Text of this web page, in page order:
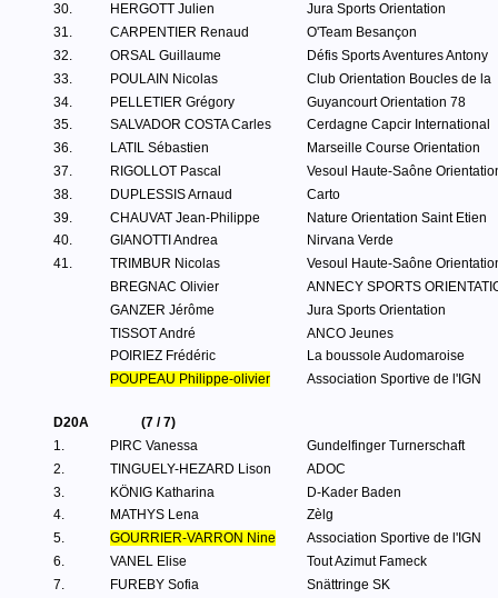
30.
HERGOTT Julien
Jura Sports Orientation
31.
CARPENTIER Renaud
O'Team Besançon
32.
ORSAL Guillaume
Défis Sports Aventures Antony
33.
POULAIN Nicolas
Club Orientation Boucles de la
34.
PELLETIER Grégory
Guyancourt Orientation 78
35.
SALVADOR COSTA Carles
Cerdagne Capcir International
36.
LATIL Sébastien
Marseille Course Orientation
37.
RIGOLLOT Pascal
Vesoul Haute-Saône
38.
DUPLESSIS Arnaud
Carto
39.
CHAUVAT Jean-Philippe
Nature Orientation Saint Etien
40.
GIANOTTI Andrea
Nirvana Verde
41.
TRIMBUR Nicolas
Vesoul Haute-Saône
BREGNAC Olivier
ANNECY SPORTS
GANZER Jérôme
Jura Sports Orientation
TISSOT André
ANCO Jeunes
POIRIEZ Frédéric
La boussole Audomaroise
POUPEAU Philippe-olivier
Association Sportive de l'IGN
D20A
(7 / 7)
1.
PIRC Vanessa
Gundelfinger Turnerschaft
2.
TINGUELY-HEZARD Lison
ADOC
3.
KÖNIG Katharina
D-Kader Baden
4.
MATHYS Lena
Zèlg
5.
GOURRIER-VARRON Nine
Association Sportive de l'IGN
6.
VANEL Elise
Tout Azimut Fameck
7.
FUREBY Sofia Snättringe SK